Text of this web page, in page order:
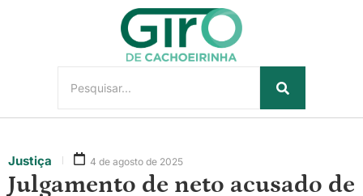
Justiça 4 de agosto de 2025
Julgamento de neto acusado de